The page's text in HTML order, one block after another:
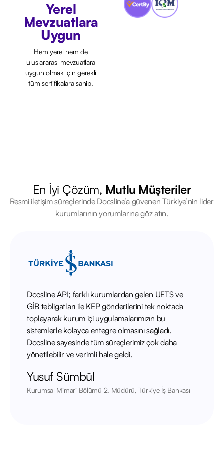
Yerel
Mevzuatlara
Uygun
Hem yerel hem de
uluslararası mevzuatlara
uygun olmak için gerekli
tüm sertifikalara sahip.
En İyi Çözüm, Mutlu Müşteriler
Resmi iletişim süreçlerinde Docsline’a güvenen Türkiye’nin lider
kurumlarının yorumlarına göz atın.
Docsline API; farklı kurumlardan gelen UETS ve
GİB tebligatları ile KEP gönderilerini tek noktada
toplayarak kurum içi uygulamalarımızın bu
sistemlerle kolayca entegre olmasını sağladı.
Docsline sayesinde tüm süreçlerimiz çok daha
yönetilebilir ve verimli hale geldi.
Yusuf Sümbül
Kurumsal Mimari Bölümü 2. Müdürü, Türkiye İş Bankası